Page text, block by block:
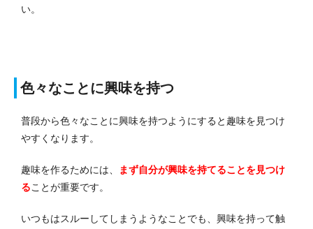
い。
色々なことに興味を持つ
普段から色々なことに興味を持つようにすると趣味を見つけ
やすくなります。
趣味を作るためには、
まず自分が興味を持てることを見つけ
ることが重要です。
いつもはスルーしてしまうようなことでも、興味を持って触